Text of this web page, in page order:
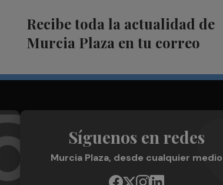
Recibe toda la actualidad de
Murcia Plaza en tu correo
Síguenos en redes
Murcia Plaza, desde cualquier medio